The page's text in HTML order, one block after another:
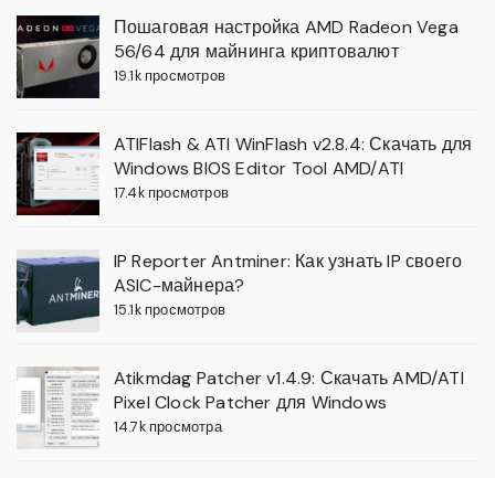
Пошаговая настройка AMD Radeon Vega
56/64 для майнинга криптовалют
19.1k просмотров
ATIFlash & ATI WinFlash v2.8.4: Скачать для
Windows BIOS Editor Tool AMD/ATI
17.4k просмотров
IP Reporter Antminer: Как узнать IP своего
ASIC-майнера?
15.1k просмотров
Atikmdag Patcher v1.4.9: Скачать AMD/ATI
Pixel Clock Patcher для Windows
14.7k просмотра